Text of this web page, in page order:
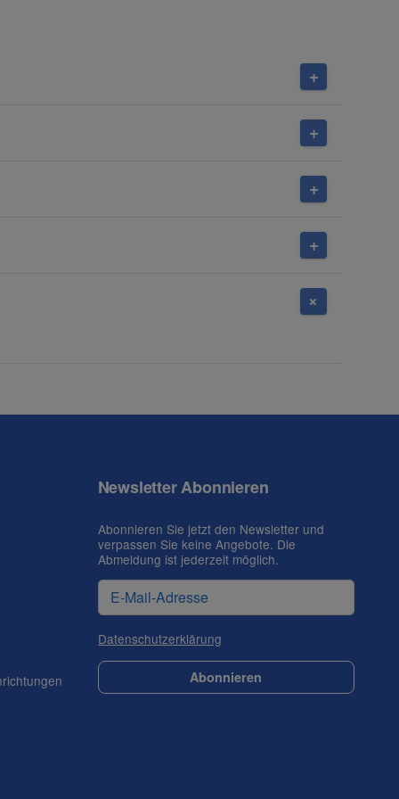
Newsletter Abonnieren
Abonnieren Sie jetzt den Newsletter und
verpassen Sie keine Angebote. Die
Abmeldung ist jederzeit möglich.
Datenschutzerklärung
Abonnieren